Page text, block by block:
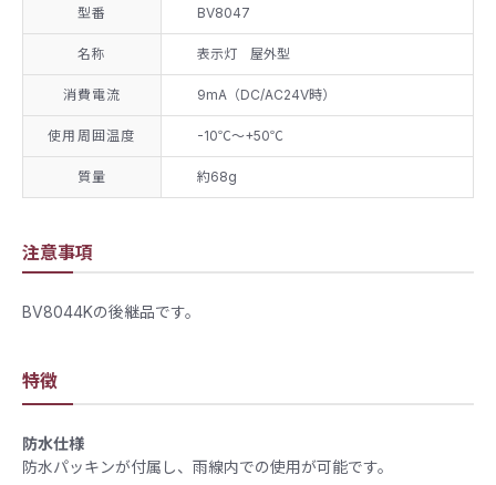
型番 BV8047
名称 表示灯 屋外型
消費電流 9mA（DC/AC24V時）
使用周囲温度 -10℃～+50℃
質量 ​約68g
注意事項
BV8044Kの後継品です。
特徴
防水仕様
​防水パッキンが付属し、雨線内での使用が可能です。